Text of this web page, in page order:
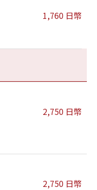
1,760 日幣
2,750 日幣
2,750 日幣